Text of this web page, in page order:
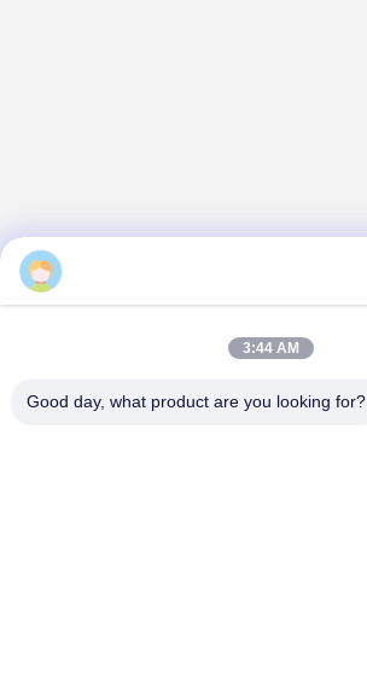
3:44 AM
Good day, what product are you looking for?